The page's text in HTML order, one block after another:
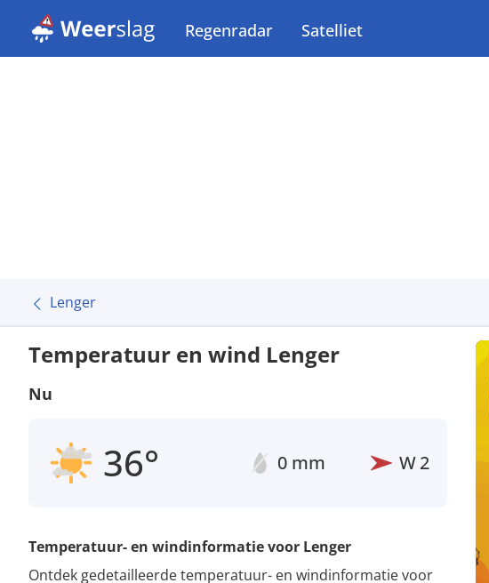
Regenradar Satelliet
Lenger
Temperatuur en wind Lenger
Nu
36° 0 mm W2
Temperatuur- en windinformatie voor Lenger
Ontdek gedetailleerde temperatuur- en windinformatie voor